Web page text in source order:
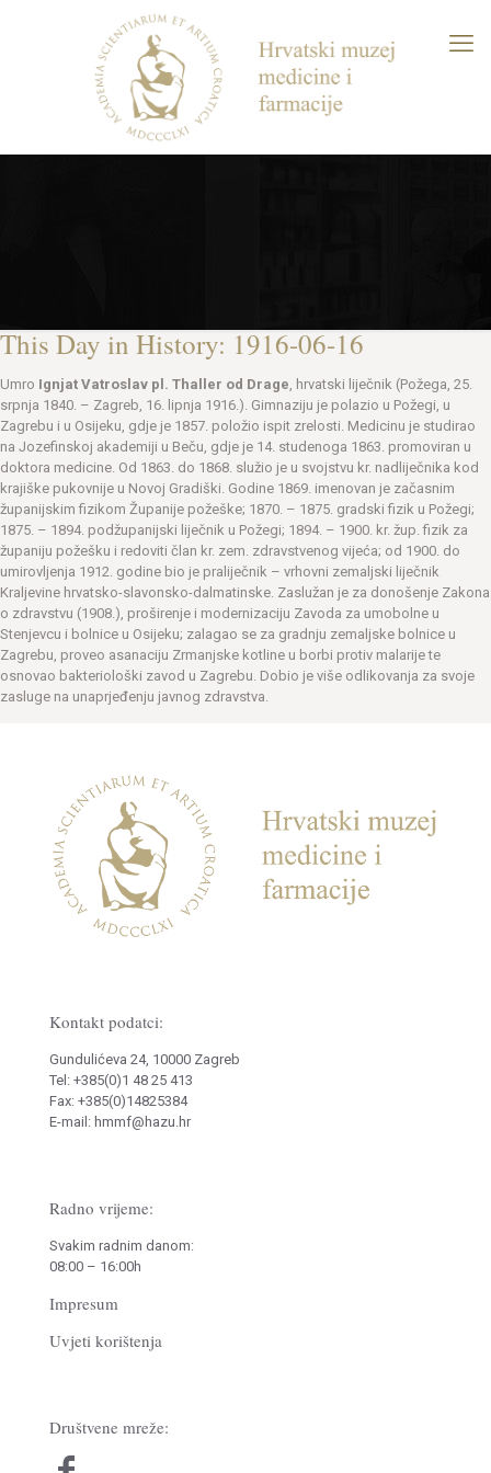
This Day in History: 1916-06-16
Umro Ignjat Vatroslav pl. Thaller od Drage, hrvatski liječnik (Požega, 25.
srpnja 1840. – Zagreb, 16. lipnja 1916.). Gimnaziju je polazio u Požegi, u
Zagrebu i u Osijeku, gdje je 1857. položio ispit zrelosti. Medicinu je studirao
na Jozefinskoj akademiji u Beču, gdje je 14. studenoga 1863. promoviran u
doktora medicine. Od 1863. do 1868. služio je u svojstvu kr. nadliječnika kod
krajiške pukovnije u Novoj Gradiški. Godine 1869. imenovan je začasnim
županijskim fizikom Županije požeške; 1870. – 1875. gradski fizik u Požegi;
1875. – 1894. podžupanijski liječnik u Požegi; 1894. – 1900. kr. žup. fizik za
županiju požešku i redoviti član kr. zem. zdravstvenog vijeća; od 1900. do
umirovljenja 1912. godine bio je praliječnik – vrhovni zemaljski liječnik
Kraljevine hrvatsko-slavonsko-dalmatinske. Zaslužan je za donošenje Zakona
o zdravstvu (1908.), proširenje i modernizaciju Zavoda za umobolne u
Stenjevcu i bolnice u Osijeku; zalagao se za gradnju zemaljske bolnice u
Zagrebu, proveo asanaciju Zrmanjske kotline u borbi protiv malarije te
osnovao bakteriološki zavod u Zagrebu. Dobio je više odlikovanja za svoje
zasluge na unaprjeđenju javnog zdravstva.
Kontakt podatci:
Gundulićeva 24, 10000 Zagreb
Tel: +385(0)1 48 25 413
Fax: +385(0)14825384
E-mail: hmmf@hazu.hr
Radno vrijeme:
Svakim radnim danom:
08:00 – 16:00h
Impresum
Uvjeti korištenja
Društvene mreže: